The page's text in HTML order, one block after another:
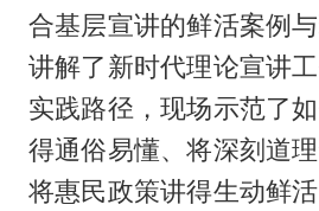
合基层宣讲的鲜活案例
讲解了新时代理论宣讲
实践路径，现场示范了
得通俗易懂、将深刻道理
将惠民政策讲得生动鲜